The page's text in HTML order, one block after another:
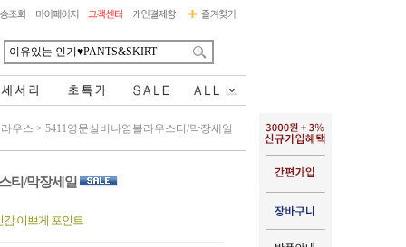
우스 > 5411영문실버나염블라우스티/막장세일
티/막장세일
이쁘게 포인트